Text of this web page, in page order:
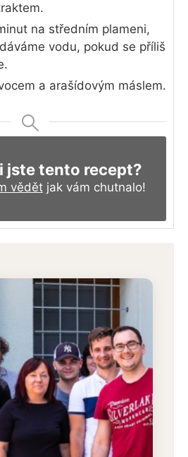
na středním plameni,
vodu, pokud se příliš
a arašídovým máslem.
jste tento recept?
vědětjak vám chutnalo!